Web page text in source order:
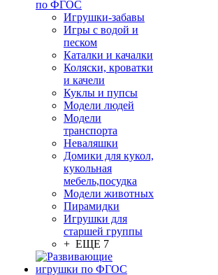
по ФГОС
Игрушки-забавы
Игры с водой и
песком
Каталки и качалки
Коляски, кроватки
и качели
Куклы и пупсы
Модели людей
Модели
транспорта
Неваляшки
Домики для кукол,
кукольная
мебель,посудка
Модели животных
Пирамидки
Игрушки для
старшей группы
+ ЕЩЕ 7